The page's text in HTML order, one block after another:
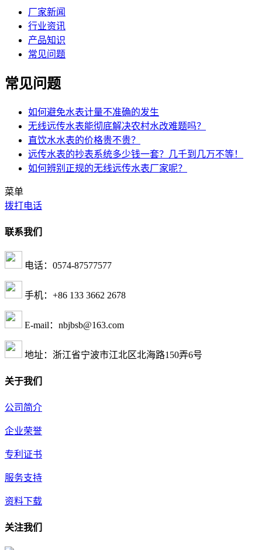
厂家新闻
行业资讯
产品知识
常见问题
常见问题
如何避免水表计量不准确的发生
无线远传水表能彻底解决农村水改难题吗？
直饮水水表的价格贵不贵？
远传水表的抄表系统多少钱一套？几千到几万不等！
如何辨别正规的无线远传水表厂家呢？
菜单
拨打电话
联系我们
电话：0574-87577577
手机：+86 133 3662 2678
E-mail：nbjbsb@163.com
地址：浙江省宁波市江北区北海路150弄6号
关于我们
公司简介
企业荣誉
专利证书
服务支持
资料下载
关注我们